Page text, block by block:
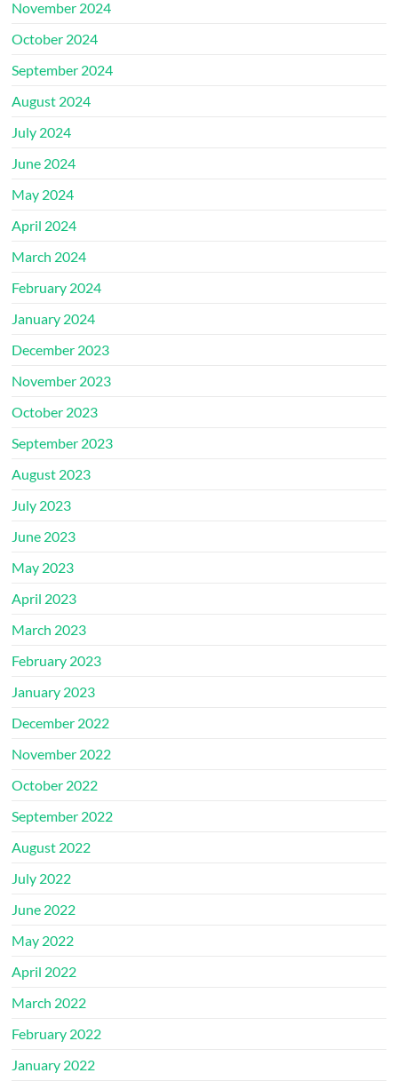
November 2024
October 2024
September 2024
August 2024
July 2024
June 2024
May 2024
April 2024
March 2024
February 2024
January 2024
December 2023
November 2023
October 2023
September 2023
August 2023
July 2023
June 2023
May 2023
April 2023
March 2023
February 2023
January 2023
December 2022
November 2022
October 2022
September 2022
August 2022
July 2022
June 2022
May 2022
April 2022
March 2022
February 2022
January 2022